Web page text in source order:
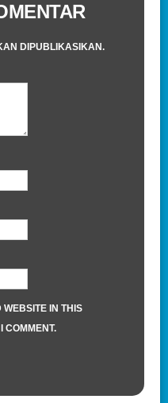
DIPUBLIKASIKAN.
IN THIS
COMMENT.